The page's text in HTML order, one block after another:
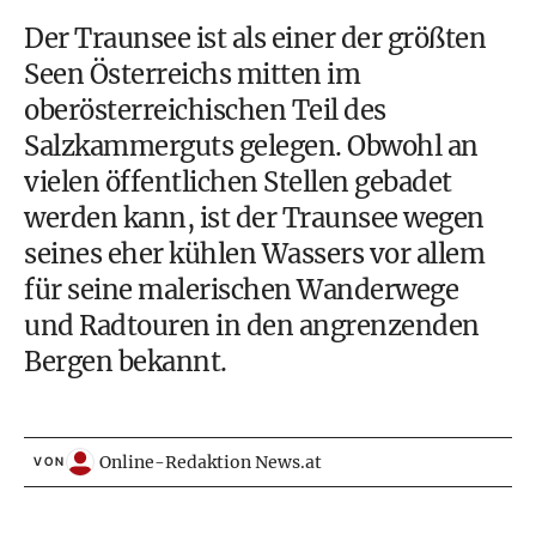
Der Traunsee ist als einer der größten
Seen Österreichsmitten im
oberösterreichischen Teil des
Salzkammerguts gelegen. Obwohl an
vielen öffentlichen Stellen gebadet
werden kann, ist der Traunsee wegen
seines eher kühlen Wassers vor allem
für seine malerischen Wanderwege
und Radtouren in den angrenzenden
Bergen bekannt.
VON Online-Redaktion News.at